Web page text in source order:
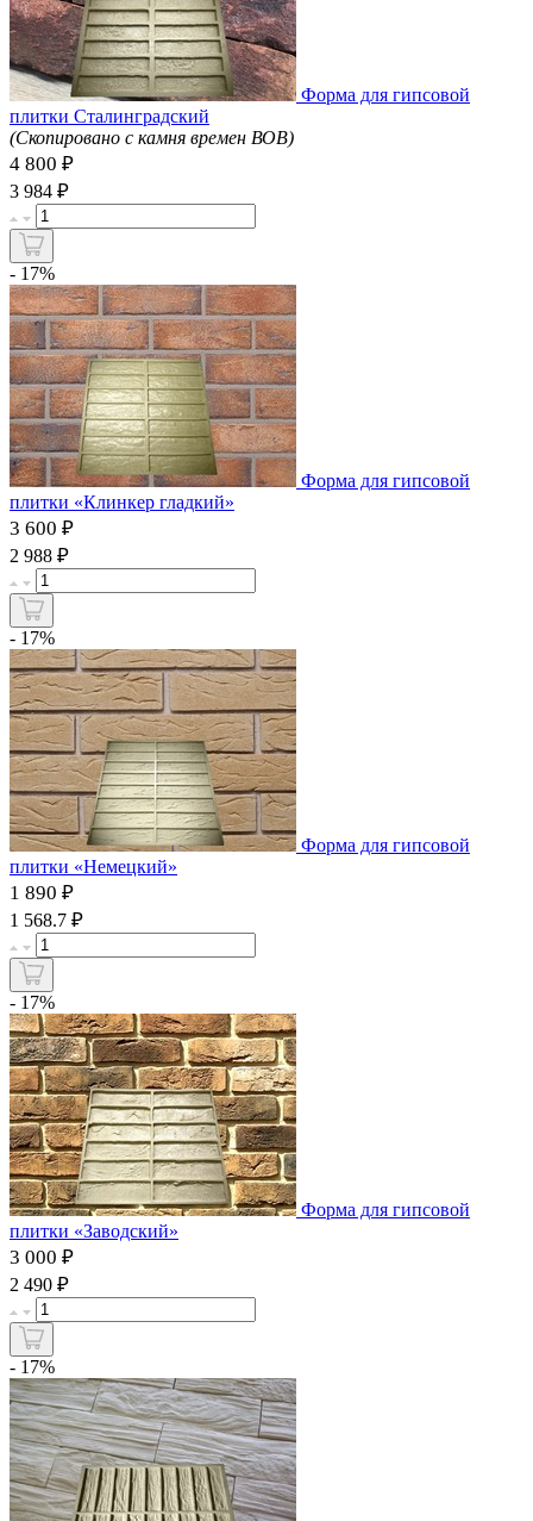
Форма для гипсовой
плитки Сталинградский
(Скопировано с камня времен ВОВ)
4 800 ₽
3 984 ₽
- 17%
Форма для гипсовой
плитки «Клинкер гладкий»
3 600 ₽
2 988 ₽
- 17%
Форма для гипсовой
плитки «Немецкий»
1 890 ₽
1 568.7 ₽
- 17%
Форма для гипсовой
плитки «Заводский»
3 000 ₽
2 490 ₽
- 17%